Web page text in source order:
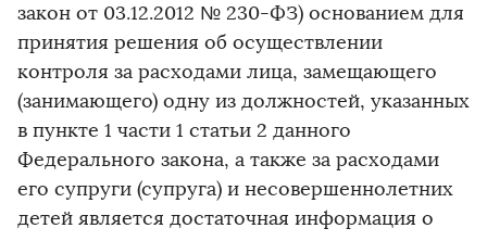
закон от 03.12.2012 № 230-ФЗ) основанием для
принятия решения об осуществлении
контроля за расходами лица, замещающего
(занимающего) одну из должностей, указанных
в пункте 1 части 1 статьи 2 данного
Федерального закона, а также за расходами
его супруги (супруга) и несовершеннолетних
детей является достаточная информация о